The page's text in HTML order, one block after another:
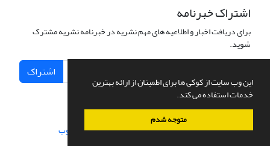
این وب سایت از کوکی ها برای اطمینان از ارائه بهترین
خدمات استفاده می کند.
متوجه شدم
اشتراک خبرنامه
برای دریافت اخبار و اطلاعیه های مهم نشریه در خبرنامه نشریه مشترک
شوید.
اشتراک
سامانه مدیریت نشریات علمی.طراحی و پیاده سازی از سیناوب